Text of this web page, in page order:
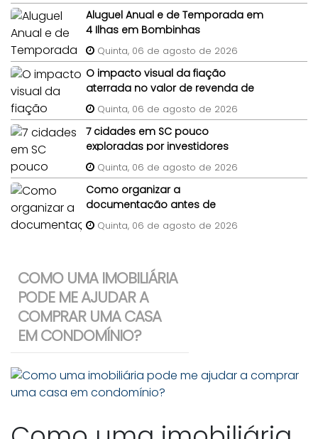
Aluguel Anual e de Temporada em
4 Ilhas em Bombinhas
Quinta, 06 de agosto de 2026
O impacto visual da fiação
aterrada no valor de revenda de
lotes em condomínios
Quinta, 06 de agosto de 2026
7 cidades em SC pouco
exploradas por investidores
imobiliários
Quinta, 06 de agosto de 2026
Como organizar a
documentação antes de
anunciar uma casa para venda
em Bombinhas?
Quinta, 06 de agosto de 2026
COMO UMA IMOBILIÁRIA
PODE ME AJUDAR A
COMPRAR UMA CASA
EM CONDOMÍNIO?